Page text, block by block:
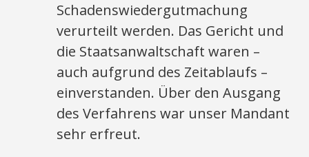
Schadenswiedergutmachung
verurteilt werden. Das Gericht und
die Staatsanwaltschaft waren –
auch aufgrund des Zeitablaufs –
einverstanden. Über den Ausgang
des Verfahrens war unser Mandant
sehr erfreut.